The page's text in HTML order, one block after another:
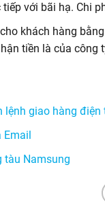
với bãi hạ. Chi
khách hàng
tiền là của công
giao hàng điện
Email
tàu Namsung